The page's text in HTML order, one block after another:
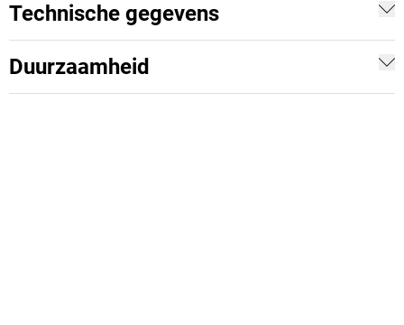
Technische gegevens
Duurzaamheid